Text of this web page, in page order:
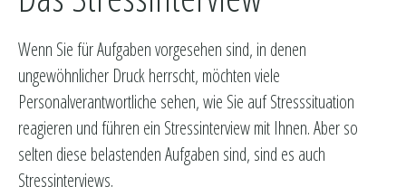
Wenn Sie für Aufgaben vorgesehen sind, in denen
ungewöhnlicher Druck herrscht, möchten viele
Personalverantwortliche sehen, wie Sie auf Stresssituation
reagieren und führen ein Stressinterview mit Ihnen. Aber so
selten diese belastenden Aufgaben sind, sind es auch
Stressinterviews.